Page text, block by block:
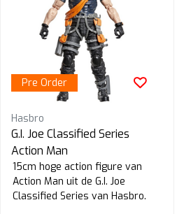
Pre Order
Hasbro
G.I. Joe Classified Series
Action Man
15cm hoge action figure van
Action Man uit de G.I. Joe
Classified Series van Hasbro.